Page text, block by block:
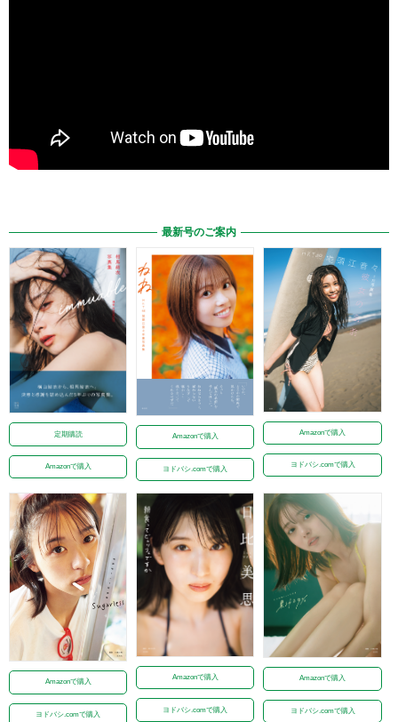
最新号のご案内
定期購読
Amazonで購入
Amazonで購入
ヨドバシ.comで購入
Amazonで購入
ヨドバシ.comで購入
Amazonで購入
ヨドバシ.comで購入
Amazonで購入
ヨドバシ.comで購入
Amazonで購入
ヨドバシ.comで購入